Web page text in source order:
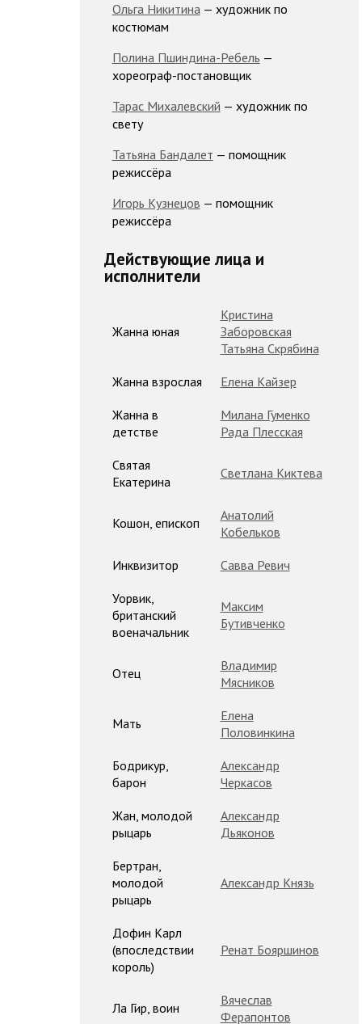
Ольга Никитина— художник по
костюмам
Полина Пшиндина-Ребель —
хореограф-постановщик
Тарас Михалевский — художник по
свету
Татьяна Бандалет — помощник
режиссёра
Игорь Кузнецов — помощник
режиссёра
Действующие лица и
исполнители
Жанна юная
Кристина
Заборовская
Татьяна Скрябина
Жанна взрослая Елена Кайзер
Жанна в
детстве
Милана Гуменко
Рада Плесская
Святая
Екатерина
Светлана Киктева
Кошон, епископ
Анатолий
Кобельков
Инквизитор Савва Ревич
Уорвик,
британский
военачальник
Максим
Бутивченко
Отец
Владимир
Мясников
Мать
Елена
Половинкина
Бодрикур,
барон
Александр
Черкасов
Жан, молодой
рыцарь
Александр
Дьяконов
Бертран,
молодой
рыцарь
Александр Князь
Дофин Карл
(впоследствии
король)
Ренат Бояршинов
Ла Гир, воин
Вячеслав
Ферапонтов